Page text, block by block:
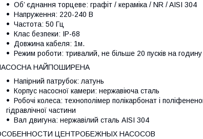
Об’ єднання торцеве: графіт / кераміка / NR / AISI 304
Напруження: 220-240 В
Частота: 50 Гц
Клас безпеки: IP-68
Довжина кабеля: 1м.
Режим роботи: тривалий, не більше 20 пусків на
НАЙПОШИРЕНА
Напірний патрубок: латунь
Корпус насосної камери: нержавіюча сталь
Робочі колеса: технополімер полікарбонат і
гідравлічної частини
Вал двигуна: нержавілий сталь AISI 304
ЦЕНТРОБЕЖНЫХ НАСОСОВ